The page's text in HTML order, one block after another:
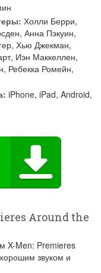
Холли Берри,
, Анна Пэкуин,
, Хью Джекман,
, Иэн Маккеллен,
, Ребекка Ромейн,
iPhone, iPad, Android,
Around the
X-Men: Premieres
звуком и